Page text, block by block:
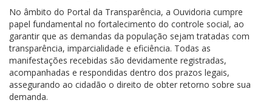
No âmbito do Portal da Transparência, a Ouvidoria cumpre
papel fundamental no fortalecimento do controle social, ao
garantir que as demandas da população sejam tratadas com
transparência, imparcialidade e eficiência. Todas as
manifestações recebidas são devidamente registradas,
acompanhadas e respondidas dentro dos prazos legais,
assegurando ao cidadão o direito de obter retorno sobre sua
demanda.